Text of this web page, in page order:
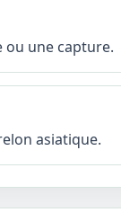
ou une capture.
asiatique.